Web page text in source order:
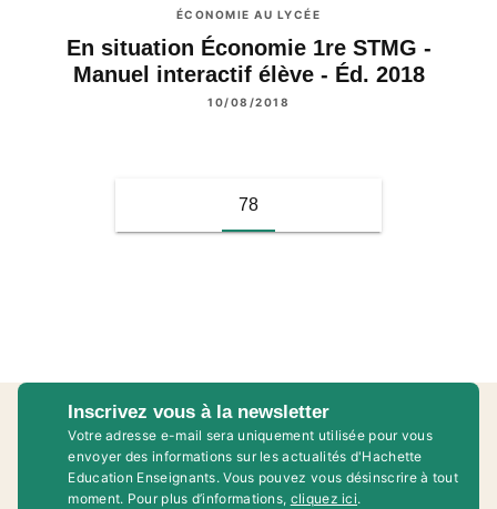
ÉCONOMIE AU LYCÉE
En situation Économie 1re STMG -
Manuel interactif élève - Éd. 2018
10/08/2018
78
Inscrivez vous à la newsletter
Votre adresse e-mail sera uniquement utilisée pour vous
envoyer des informations sur les actualités d'Hachette
Education Enseignants. Vous pouvez vous désinscrire à tout
moment. Pour plus d’informations, cliquez ici.